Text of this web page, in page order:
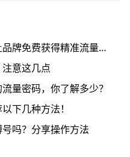
抖音搜索下拉词怎么用？能让品牌免费获得精准流量吗？
意这几点
量密码，你了解多少？
下几种方法！
吗？分享操作方法